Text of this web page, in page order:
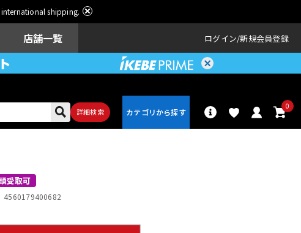
shipping.
店舗一覧 ログイン 新規会員登録
詳細検索
0
受取可
4560179400682